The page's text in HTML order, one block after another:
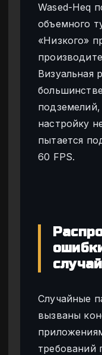
Wased-Heq
объемного
«Низкого»
Визуальная
настройку
пытается
60 FPS.
Случайные
вызваны
требований